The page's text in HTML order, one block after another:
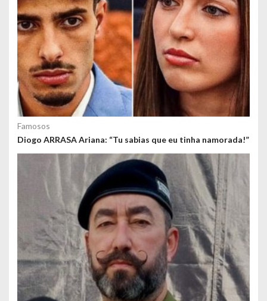
o
s
Famosos
Diogo ARRASA Ariana: “Tu sabias que eu tinha namorada!”